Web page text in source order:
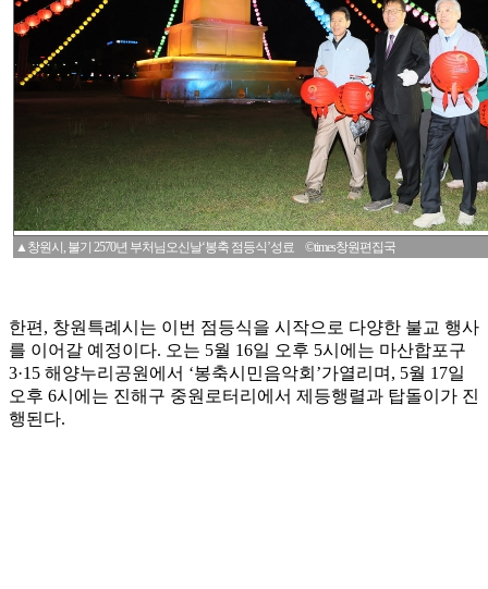
▲창원시, 불기 2570년 부처님오신날‘봉축 점등식’성료 ©times창원편집국
한편, 창원특례시는 이번 점등식을 시작으로 다양한 불교 행사
를 이어갈 예정이다. 오는 5월 16일 오후 5시에는 마산합포구
3·15 해양누리공원에서 ‘봉축시민음악회’가열리며, 5월 17일
오후 6시에는 진해구 중원로터리에서 제등행렬과 탑돌이가 진
행된다.